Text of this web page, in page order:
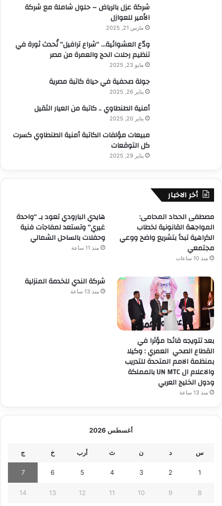
شركة عزل بالرياض – حلول شاملة مع شركة
الأمير للعوازل
مارس 21, 2025
ودّع العشوائية… “شراع ترافيل” تُحدث ثورة في
تنظيم رحلات الحج والعمرة من مصر
مايو 23, 2025
جولة صحفية في حياة كاتبة مصرية
يناير 26, 2025
أمنية الطنطاوي .. كاتبة من العيار الثقيل
يناير 20, 2025
مبيعات مؤلفات الكاتبة أمنية الطنطاوي كسرت
كل التوقعات
يناير 29, 2025
أخر الاخبار
مصطفى الحداد المحامى:
المواجهة القانونية لخطاب
الكراهية تبدأ بتشريع واضح ووعي
مجتمعي
منذ 10 ساعات
هايدي البارودي تعود بـ “واحدة
غيري” وتستعد لمفاجآت فنية
وحفلات بالساحل الشمالي
منذ 11 ساعة
بعد تتويجه قائدا مؤثرا في
القطاع الصحي العمري : وكيلا
بمنظمة الامم المتحدة للتدريب
والاعلام ال UN MTC بالمملكة
ودول الخليج العربي
منذ 13 ساعة
شركة الندي للخدمة المنزلية
منذ 13 ساعة
أغسطس 2026
س د ن ث أرب خ ج
1
2
3
4
5
6
7
8
9
10
11
12
13
14